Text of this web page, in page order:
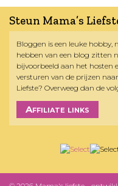
Steun Mama’s
Bloggen is een leuke hobby,
hebben van een blog zitten
bijvoorbeeld aan het hosten
versturen van de prijzen
Liefste? Overweeg dan de
Affiliate links